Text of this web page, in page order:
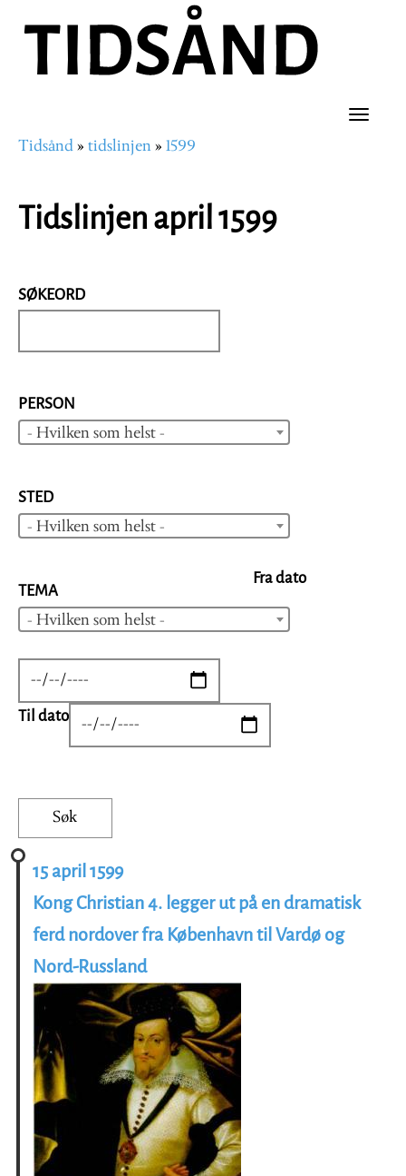
hovedinnhold
Toggle
Navigasjonssti
Tidsånd tidslinjen 1599
Tidslinjen april 1599
SØKEORD
PERSON
- Hvilken som helst -
STED
- Hvilken som helst -
TEMA
- Hvilken som helst -
Fra dato
DATE
Til dato DATE
15 april 1599
Kong Christian 4. legger ut på en dramatisk
ferd nordover fra København til Vardø og
Nord-Russland